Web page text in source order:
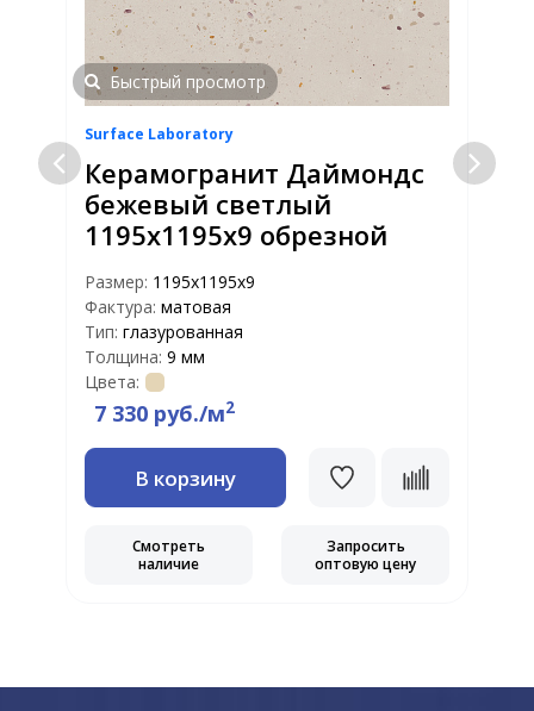
Быстрый просмотр
Surface Laboratory
Керамогранит Даймондс
бежевый светлый
1195х1195х9 обрезной
Размер: 1195х1195х9
Фактура: матовая
Тип: глазурованная
Толщина: 9 мм
Цвета:
7 330 руб./м2
В корзину
Смотреть
наличие
Запросить
оптовую цену